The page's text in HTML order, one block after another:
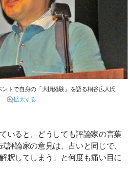
トで自身の「大損経験」を語る桐谷広人氏
拡大する
いると、どうしても評論家の言葉
評論家の意見は、占いと同じで、
釈してしまう」と何度も痛い目に